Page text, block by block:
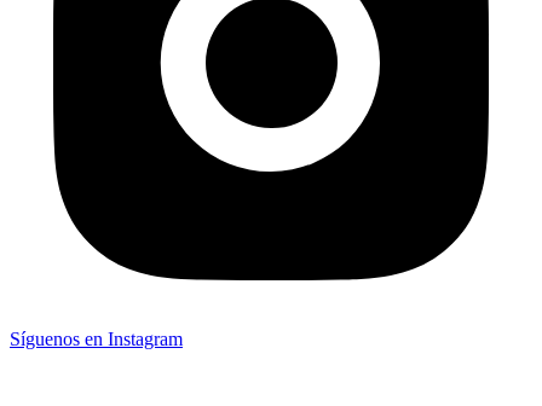
Síguenos en Instagram